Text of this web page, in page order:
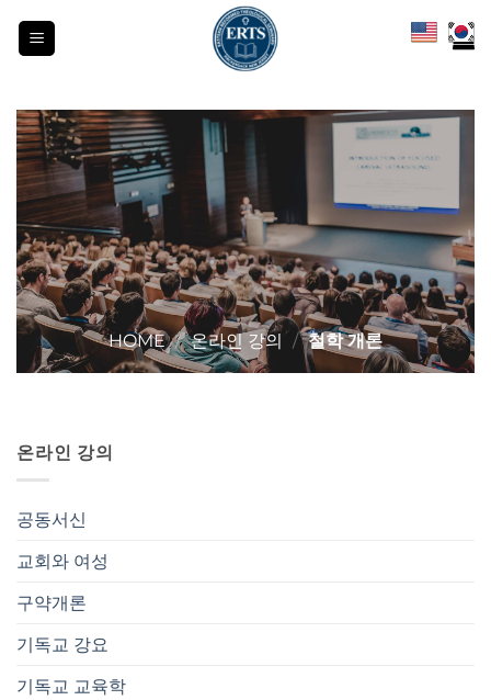
HOME / 온라인 강의 / 철학 개론
온라인 강의
공동서신
교회와 여성
구약개론
기독교 강요
기독교 교육학